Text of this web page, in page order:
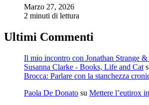
Marzo 27, 2026
2 minuti di lettura
Ultimi Commenti
Il mio incontro con Jonathan Strange
Susanna Clarke - Books, Life and Cat
Brocca: Parlare con la stanchezza
Paola De Donato su Mettere l’eutirox